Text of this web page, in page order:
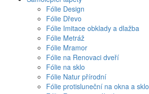
Fólie Design
Fólie Dřevo
Fólie Imitace obklady a dlažba
Fólie Metráž
Fólie Mramor
Fólie na Renovaci dveří
Fólie na sklo
Fólie Natur přírodní
Fólie protisluneční na okna a sklo